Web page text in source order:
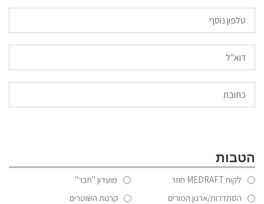
Email
הטבות
לקוח MEDRAFT חוזר
מועדון "חבר"
הסתדרות/ארגון המורים
קרנות השוטרים